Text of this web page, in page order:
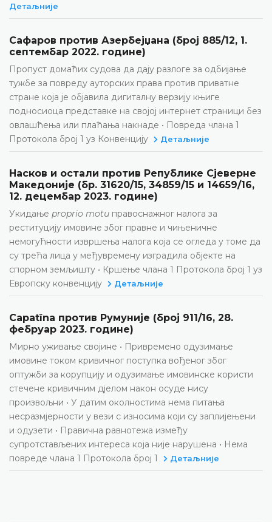
Детаљније
Сафаров против Азербејџана (број 885/12, 1.
септембар 2022. године)
Пропуст домаћих судова да дају разлоге за одбијање
тужбе за повреду ауторских права против приватне
стране која је објавила дигиталну верзију књиге
подносиоца представке на својој интернет страници без
овлашћења или плаћања накнаде • Повреда члана 1
Протокола број 1 уз Конвенцију
Детаљније
Насков и остали против Републике Сјеверне
Македоније (бр. 31620/15, 34859/15 и 14659/16,
12. децембар 2023. године)
Укидање proprio motu правоснажног налога за
реституцију имовине због правне и чињеничне
немогућности извршења налога која се огледа у томе да
су трећа лица у међувремену изградила објекте на
спорном земљишту • Кршење члана 1 Протокола број 1 уз
Европску конвенцију
Детаљније
Capatîna против Румуније (број 911/16, 28.
фебруар 2023. године)
Мирно уживање својине • Привремено одузимање
имовине током кривичног поступка вођеног због
оптужби за корупцију и одузимање имовинске користи
стечене кривичним дјелом након осуде нису
произвољни • У датим околностима нема питања
несразмјерности у вези с износима који су заплијењени
и одузети • Правична равнотежа између
супротстављених интереса која није нарушена • Нема
повреде члана 1 Протокола број 1
Детаљније